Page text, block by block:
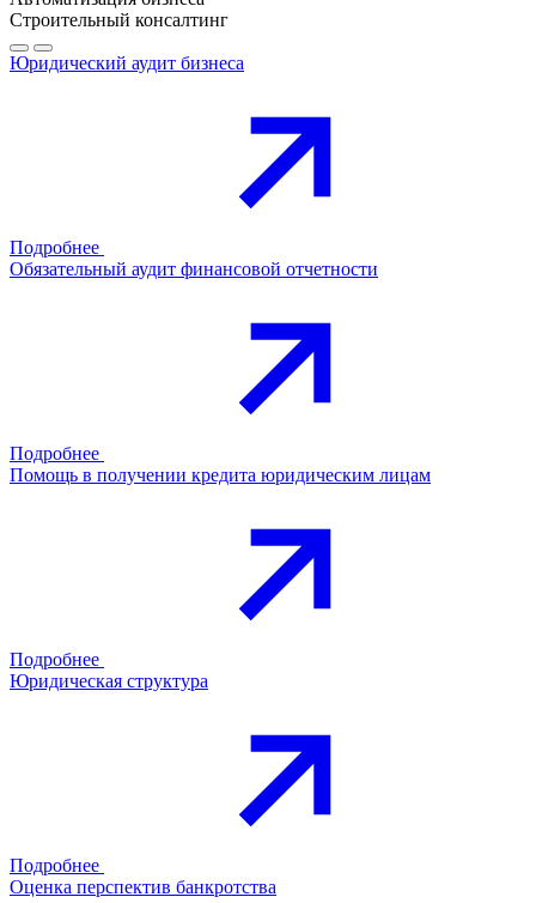
Строительный консалтинг
Юридический аудит бизнеса
Подробнее
Обязательный аудит финансовой отчетности
Подробнее
Помощь в получении кредита юридическим лицам
Подробнее
Юридическая структура
Подробнее
Оценка перспектив банкротства